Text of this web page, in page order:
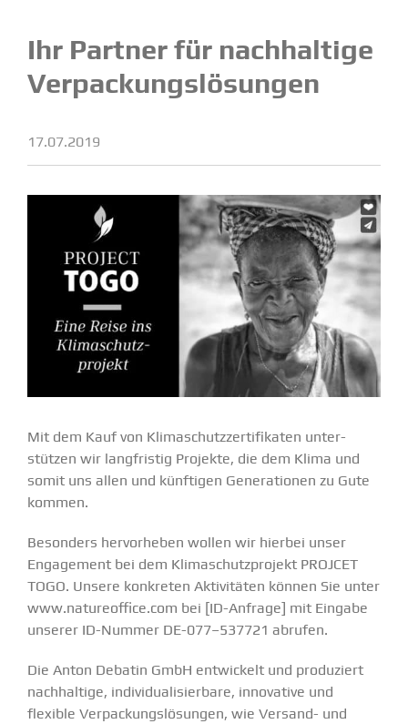
Ihr Partner für nachhaltige
Verpa­ckungs­lö­sungen
17.07.2019
Mit dem Kauf von Klima­schutz­zer­ti­fi­katen unter­
stützen wir langfristig Projekte, die dem Klima und
somit uns allen und künftigen Genera­tionen zu Gute
kommen.
Besonders hervor­heben wollen wir hierbei unser
Engagement bei dem Klima­schutz­projekt PROJCET
TOGO. Unsere konkreten Aktivi­täten können Sie unter
www.natureoffice.com bei [ID-Anfrage] mit Eingabe
unserer ID-Nummer DE-077–537721 abrufen.
Die Anton Debatin GmbH entwi­ckelt und produ­ziert
nachhaltige, indivi­dua­li­sierbare, innovative und
flexible Verpa­ckungs­lö­sungen, wie Versand- und